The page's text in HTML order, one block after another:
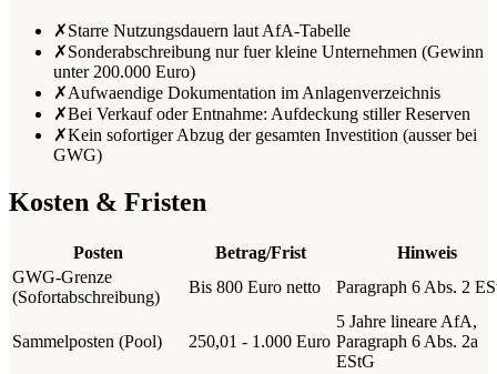
✗Starre Nutzungsdauern laut AfA-Tabelle
✗Sonderabschreibung nur fuer kleine Unternehmen (Gewinn
unter 200.000 Euro)
✗Aufwaendige Dokumentation im Anlagenverzeichnis
✗Bei Verkauf oder Entnahme: Aufdeckung stiller Reserven
✗Kein sofortiger Abzug der gesamten Investition (ausser bei
GWG)
Kosten & Fristen
Posten Betrag/Frist
Hinweis
GWG-Grenze
(Sofortabschreibung)
Bis 800 Euro netto Paragraph 6 Abs. 2
Sammelposten (Pool) 250,01 - 1.000 Euro
5 Jahre lineare AfA,
Paragraph 6 Abs. 2a
EStG